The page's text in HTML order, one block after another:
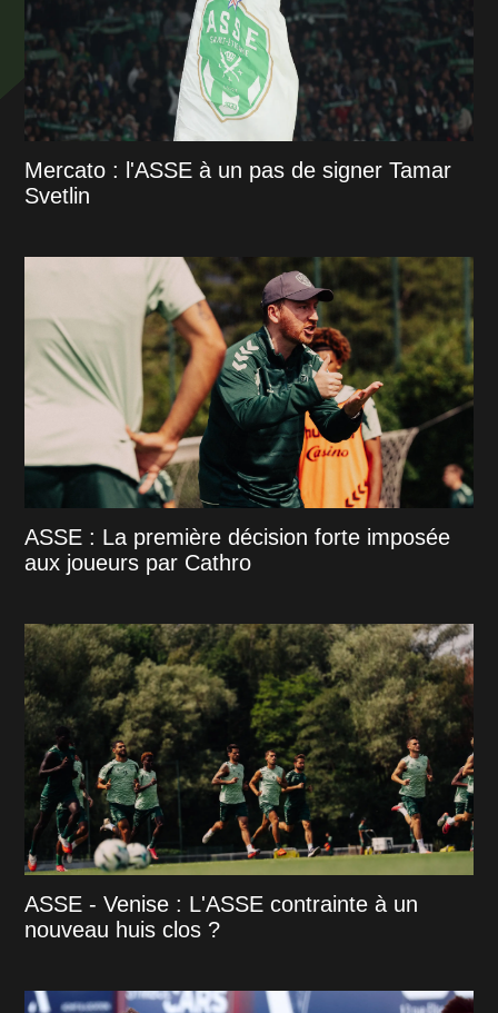
Mercato : l'ASSE à un pas de signer Tamar
Svetlin
ASSE : La première décision forte imposée
aux joueurs par Cathro
ASSE - Venise : L'ASSE contrainte à un
nouveau huis clos ?